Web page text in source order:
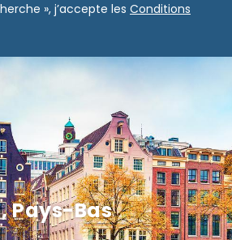
Pays-Bas
», j’accepte les Conditions